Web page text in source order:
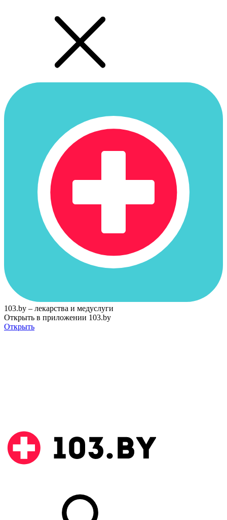
103.by – лекарства и медуслуги
Открыть в приложении 103.by
Открыть